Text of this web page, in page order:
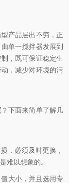
产品层出不穷，正
单一搅拌器发展到
，既可保证稳定生
，减少对环境的污
下面来简单了解几
，必须及时更换，
难以想象的。
大小，并且选用专